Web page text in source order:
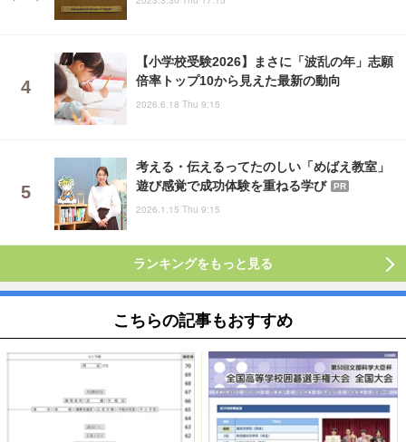
【小学校受験2026】まさに「波乱の年」志願
倍率トップ10から見えた最新の動向
2026.6.18 Thu 9:15
考える・伝えるってたのしい「めばえ教室」
遊び感覚で成功体験を重ねる学び
PR
2026.1.15 Thu 9:15
ランキングをもっと見る
こちらの記事もおすすめ